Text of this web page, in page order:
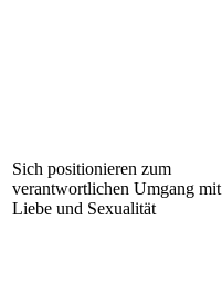
Sich positionieren zum
verantwortlichen Umgang mit
Liebe und Sexualität